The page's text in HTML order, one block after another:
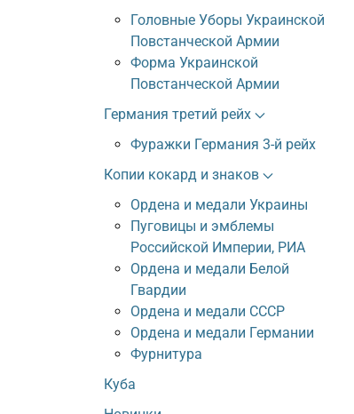
Головные Уборы Украинской
Повстанческой Армии
Форма Украинской
Повстанческой Армии
Германия третий рейх
Фуражки Германия 3-й рейх
Копии кокард и знаков
Ордена и медали Украины
Пуговицы и эмблемы
Российской Империи, РИА
Ордена и медали Белой
Гвардии
Ордена и медали СССР
Ордена и медали Германии
Фурнитура
Куба